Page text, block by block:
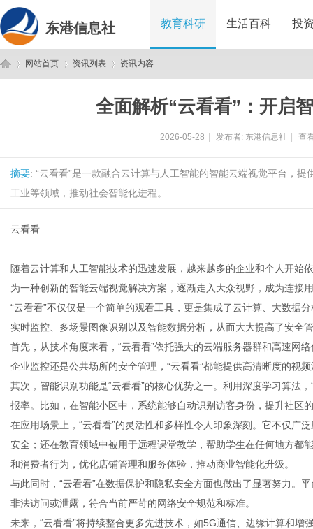
东港信息社 教育科研 生活百科 投
网站首页 资讯列表 资讯内容
全面解析“云看看”：开启
2026-05-28 发布者: 东港信息社 查
摘要: “云看看”是一款融合云计算与人工智能的智能云端视觉平台，
工业等领域，推动社会智能化进程。...
云看看
随着云计算和人工智能技术的迅速发展，越来越多的企业和个人开始
为一种创新的智能云端视觉解决方案，逐渐走入大众视野，成为连接
“云看看”不仅仅是一个简单的观看工具，更是集成了云计算、大数据
实时监控、多场景图像识别以及智能数据分析，从而大大提高了安全
首先，从技术角度来看，“云看看”依托强大的云端服务器群和高速网
企业监控还是公共场所的安全管理，“云看看”都能提供高清晰度的视
其次，智能识别功能是“云看看”的核心优势之一。利用深度学习算法
报率。比如，在智能小区中，系统能够自动识别访客身份，提升社区
在应用场景上，“云看看”的灵活性和多样性令人印象深刻。它不仅广
安全；还在教育领域中被用于远程课堂教学，帮助学生在任何地方都
和消费者行为，优化店铺管理和服务体验，推动商业智能化升级。
与此同时，“云看看”在数据保护和隐私安全方面也做出了显著努力。
非法访问或泄露，符合当前严苛的网络安全规范和标准。
未来，“云看看”将持续整合更多先进技术，如5G通信、边缘计算和